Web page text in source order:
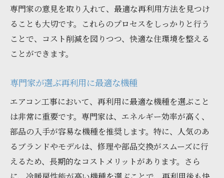
専門家の意見を取り入れて、最適な再利用方法を見つけ
ることも大切です。これらのプロセスをしっかりと行う
ことで、コスト削減を図りつつ、快適な住環境を整える
ことができます。
専門家が選ぶ再利用に最適な機種
エアコン工事において、再利用に最適な機種を選ぶこと
は非常に重要です。専門家は、エネルギー効率が高く、
部品の入手が容易な機種を推奨します。特に、人気のあ
るブランドやモデルは、修理や部品交換がスムーズに行
えるため、長期的なコストメリットがあります。さら